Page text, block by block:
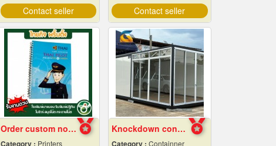
Contact seller Contact seller
Order custom notebooks at low prices
Category : Printers
Knockdown container factory
Category : Containner